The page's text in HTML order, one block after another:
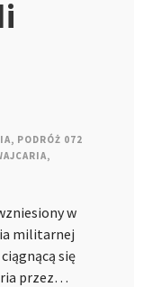
, PODRÓŻ 072
,
w
militarnej
się
przez…